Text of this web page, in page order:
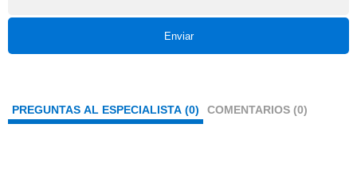
Enviar
PREGUNTAS AL ESPECIALISTA (0) COMENTARIOS (0)